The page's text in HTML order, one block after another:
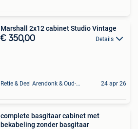
Marshall 2x12 cabinet Studio Vintage
€ 350,00 Details
Retie & Deel Arendonk & Oud-Turnhout 24 apr 26
complete basgitaar cabinet met
bekabeling zonder basgitaar